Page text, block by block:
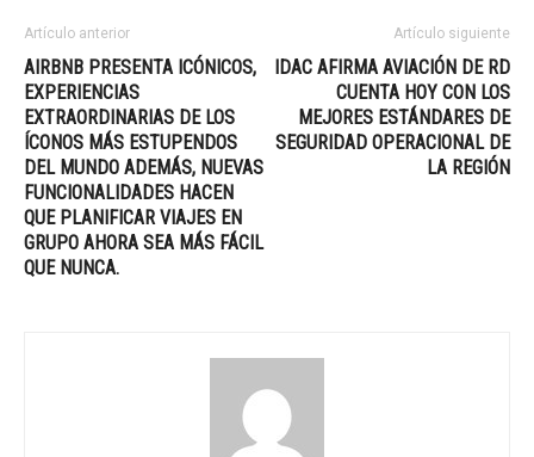
Artículo anterior
AIRBNB PRESENTA ICÓNICOS,
EXPERIENCIAS
EXTRAORDINARIAS DE LOS
ÍCONOS MÁS ESTUPENDOS
DEL MUNDO ADEMÁS, NUEVAS
FUNCIONALIDADES HACEN
QUE PLANIFICAR VIAJES EN
GRUPO AHORA SEA MÁS FÁCIL
QUE NUNCA.
Artículo siguiente
IDAC AFIRMA AVIACIÓN DE RD
CUENTA HOY CON LOS
MEJORES ESTÁNDARES DE
SEGURIDAD OPERACIONAL DE
LA REGIÓN